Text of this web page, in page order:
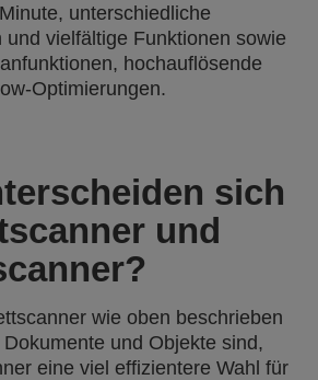
unterschiedliche
und vielfältige Funktionen sowie
hochauflösende
Optimierungen.
sich
und
wie oben beschrieben
und Objekte sind,
eine viel effizientere Wahl für